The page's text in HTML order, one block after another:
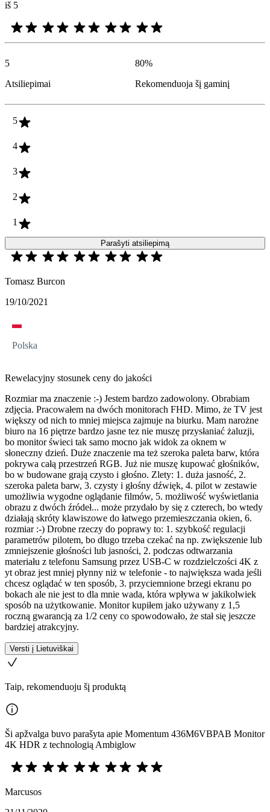
iš 5
5
Atsiliepimai
80%
Rekomenduoja šį gaminį
5
4
3
2
1
Parašyti atsiliepimą
Tomasz Burcon
19/10/2021
Polska
Rewelacyjny stosunek ceny do jakości
Rozmiar ma znaczenie :-) Jestem bardzo zadowolony. Obrabiam
zdjęcia. Pracowałem na dwóch monitorach FHD. Mimo, że TV jest
większy od nich to mniej miejsca zajmuje na biurku. Mam narożne
biuro na 16 piętrze bardzo jasne tez nie muszę przysłaniać żaluzji,
bo monitor świeci tak samo mocno jak widok za oknem w
słoneczny dzień. Duże znaczenie ma też szeroka paleta barw, która
pokrywa całą przestrzeń RGB. Już nie muszę kupować głośników,
bo w budowane grają czysto i głośno. Zlety: 1. duża jasność, 2.
szeroka paleta barw, 3. czysty i głośny dźwięk, 4. pilot w zestawie
umożliwia wygodne oglądanie filmów, 5. możliwość wyświetlania
obrazu z dwóch źródeł... może przydało by się z czterech, bo wtedy
działają skróty klawiszowe do łatwego przemieszczania okien, 6.
rozmiar :-) Drobne rzeczy do poprawy to: 1. szybkość regulacji
parametrów pilotem, bo długo trzeba czekać na np. zwiększenie lub
zmniejszenie głośności lub jasności, 2. podczas odtwarzania
materiału z telefonu Samsung przez USB-C w rozdzielczości 4K z
yt obraz jest mniej płynny niż w telefonie - to największa wada jeśli
chcesz oglądać w ten sposób, 3. przyciemnione brzegi ekranu po
bokach ale nie jest to dla mnie wada, która wpływa w jakikolwiek
sposób na użytkowanie. Monitor kupiłem jako używany z 1,5
roczną gwarancją za 1/2 ceny co spowodowało, że stał się jeszcze
bardziej atrakcyjny.
Versti į Lietuviškai
Taip, rekomenduoju šį produktą
Ši apžvalga buvo parašyta apie Momentum 436M6VBPAB Monitor
4K HDR z technologią Ambiglow
Marcusos